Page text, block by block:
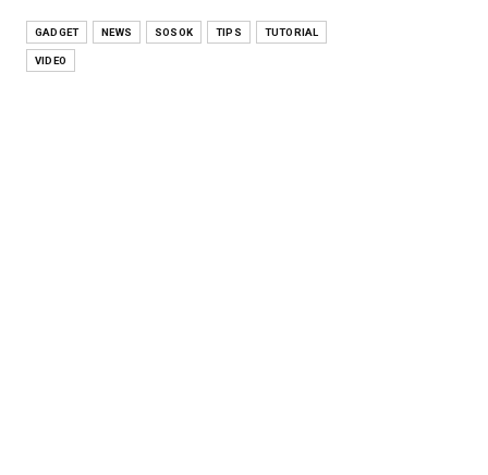
GADGET NEWS SOSOK TIPS TUTORIAL
VIDEO